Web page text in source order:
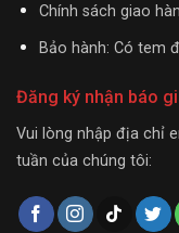
Chính sách giao
Bảo hành: Có tem
Đăng ký nhận báo
Vui lòng nhập địa chỉ
tuần của chúng tôi: